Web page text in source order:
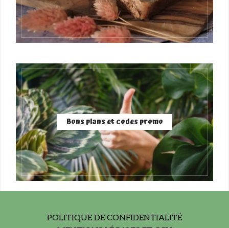
Bons plans et codes promo
POLITIQUE DE CONFIDENTIALITÉ